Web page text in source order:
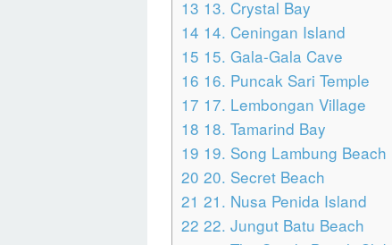
13 13. Crystal Bay
14 14. Ceningan Island
15 15. Gala-Gala Cave
16 16. Puncak Sari Temple
17 17. Lembongan Village
18 18. Tamarind Bay
19 19. Song Lambung Beach
20 20. Secret Beach
21 21. Nusa Penida Island
22 22. Jungut Batu Beach